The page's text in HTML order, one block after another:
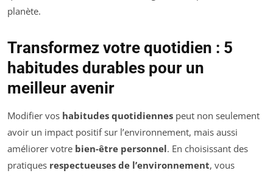
planète.
Transformez votre quotidien : 5
habitudes durables pour un
meilleur avenir
Modifier vos habitudes quotidiennes peut non seulement
avoir un impact positif sur l’environnement, mais aussi
améliorer votre bien-être personnel. En choisissant des
pratiques respectueuses de l’environnement, vous